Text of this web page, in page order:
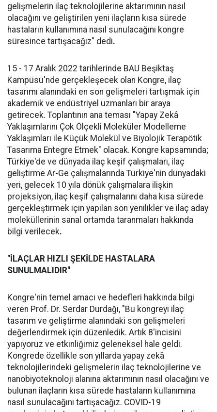
gelişmelerin ilaç teknolojilerine aktarımının nasıl
olacağını ve geliştirilen yeni ilaçların kısa sürede
hastaların kullanımına nasıl sunulacağını kongre
süresince tartışacağız" dedi.
15 - 17 Aralık 2022 tarihlerinde BAU Beşiktaş
Kampüsü'nde gerçekleşecek olan Kongre, ilaç
tasarımı alanındaki en son gelişmeleri tartışmak için
akademik ve endüstriyel uzmanları bir araya
getirecek. Toplantının ana teması "Yapay Zekâ
Yaklaşımlarını Çok Ölçekli Moleküler Modelleme
Yaklaşımları ile Küçük Molekül ve Biyolojik Terapötik
Tasarıma Entegre Etmek" olacak. Kongre kapsamında;
Türkiye'de ve dünyada ilaç keşif çalışmaları, ilaç
geliştirme Ar-Ge çalışmalarında Türkiye'nin dünyadaki
yeri, gelecek 10 yıla dönük çalışmalara ilişkin
projeksiyon, ilaç keşif çalışmalarını daha kısa sürede
gerçekleştirmek için yapılan son yenilikler ve ilaç aday
moleküllerinin sanal ortamda taranmaları hakkında
bilgi verilecek.
"İLAÇLAR HIZLI ŞEKİLDE HASTALARA
SUNULMALIDIR"
Kongre'nin temel amacı ve hedefleri hakkında bilgi
veren Prof. Dr. Serdar Durdağı, "Bu kongreyi ilaç
tasarım ve geliştirme alanındaki son gelişmeleri
değerlendirmek için düzenledik. Artık 8'incisini
yapıyoruz ve etkinliğimiz geleneksel hale geldi.
Kongrede özellikle son yıllarda yapay zekâ
teknolojilerindeki gelişmelerin ilaç teknolojilerine ve
nanobiyoteknoloji alanına aktarımının nasıl olacağını ve
bulunan ilaçların kısa sürede hastaların kullanımına
nasıl sunulacağını tartışacağız. COVID-19